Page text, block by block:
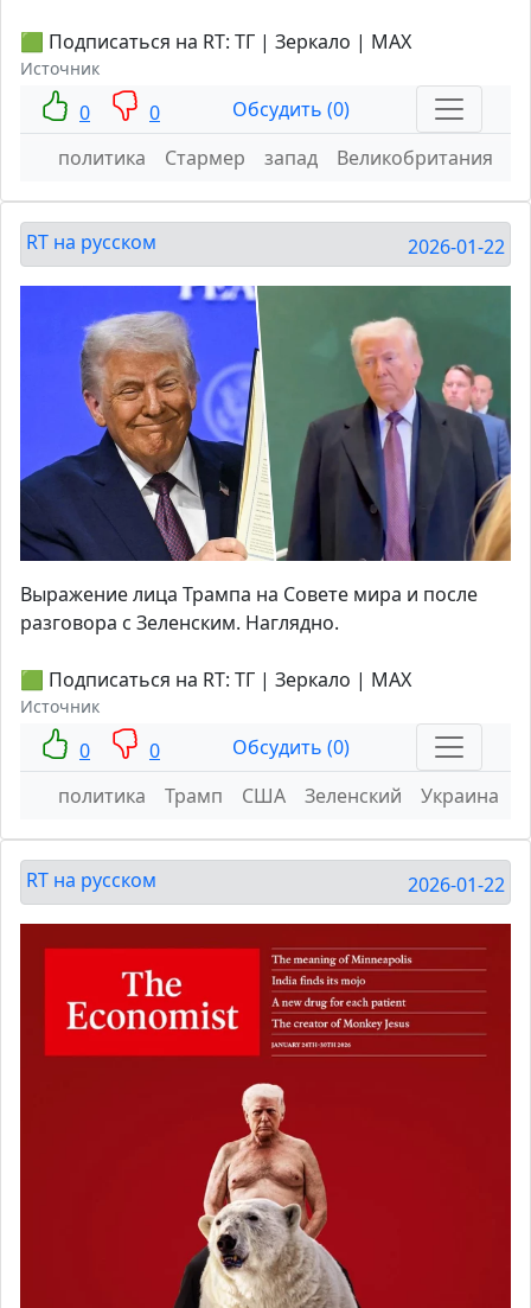
🟩 Подписаться на RT: ТГ | Зеркало | MAX
Источник
0 0
Обсудить (0)
политика
Стармер запад Великобритания
RT на русском 2026-01-22
Выражение лица Трампа на Совете мира и после
разговора с Зеленским. Наглядно.
🟩 Подписаться на RT: ТГ | Зеркало | MAX
Источник
0 0
Обсудить (0)
политика
Трамп США Зеленский Украина
RT на русском 2026-01-22